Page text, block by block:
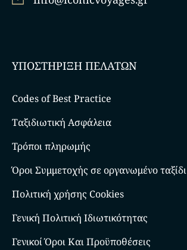
ΥΠΟΣΤΗΡΙΞΗ ΠΕΛΑΤΩΝ
Codes of Best Practice
Ταξιδιωτική Ασφάλεια
Τρόποι πληρωμής
Όροι Συμμετοχής σε οργανωμένο ταξίδι
Πολιτική χρήσης Cookies
Γενική Πολιτική Ιδιωτικότητας
Γενικοί Όροι Και Προϋποθέσεις